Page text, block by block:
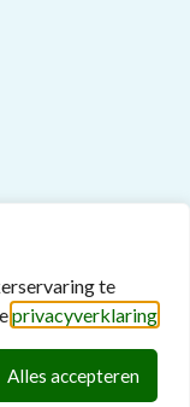
te
privacyverklaring
Alles accepteren